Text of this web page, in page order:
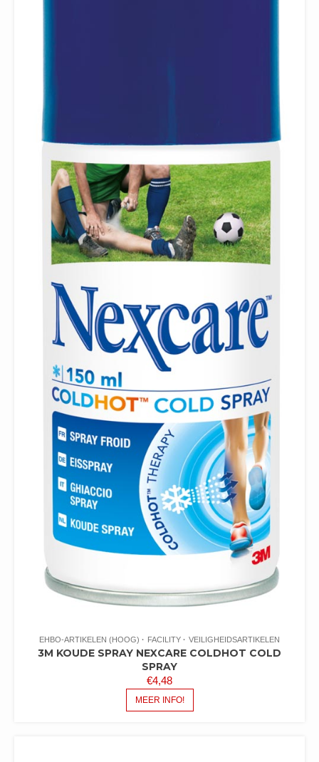
EHBO-ARTIKELEN (HOOG) FACILITY VEILIGHEIDSARTIKELEN
3M KOUDE SPRAY NEXCARE COLDHOT COLD
SPRAY
€4,48
MEER INFO!